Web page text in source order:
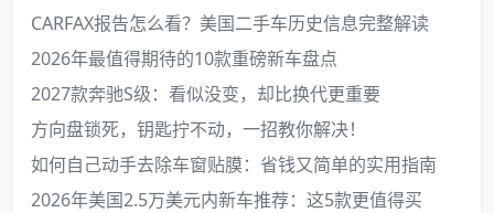
CARFAX报告怎么看？美国二手车历史信息完整解读
2026年最值得期待的10款重磅新车盘点
2027款奔驰S级：看似没变，却比换代更重要
方向盘锁死，钥匙拧不动，一招教你解决！
如何自己动手去除车窗贴膜：省钱又简单的实用指南
2026年美国2.5万美元内新车推荐：这5款更值得买